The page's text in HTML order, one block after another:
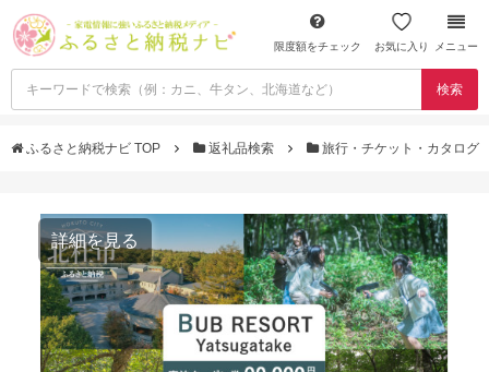
限度額をチェック お気に入り メニュー
検索
ふるさと納税ナビ TOP 返礼品検索 旅行・チケット・カタログ
詳細を見る